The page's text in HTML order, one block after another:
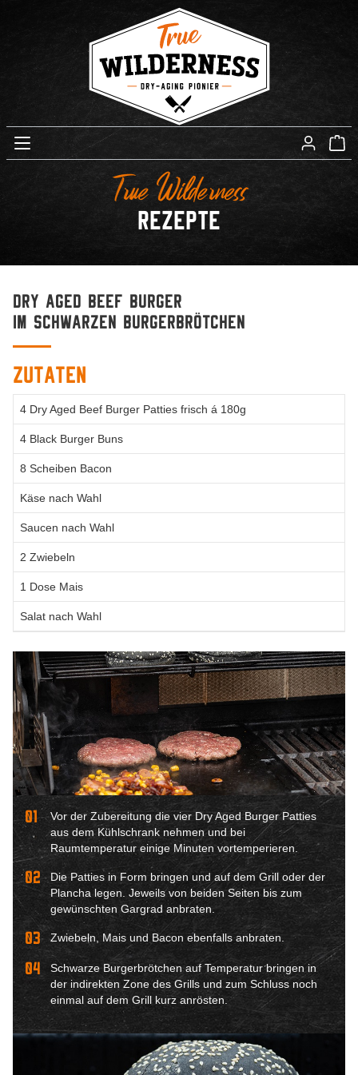
True Wilderness
Rezepte
Dry Aged Beef Burger
im schwarzen burgerbrötchen
Zutaten
4 Dry Aged Beef Burger Patties frisch á 180g
4 Black Burger Buns
8 Scheiben Bacon
Käse nach Wahl
Saucen nach Wahl
2 Zwiebeln
1 Dose Mais
Salat nach Wahl
01
Vor der Zubereitung die vier Dry Aged Burger Patties
aus dem Kühlschrank nehmen und bei
Raumtemperatur einige Minuten vortemperieren.
02
Die Patties in Form bringen und auf dem Grill oder der
Plancha legen. Jeweils von beiden Seiten bis zum
gewünschten Gargrad anbraten.
03 Zwiebeln, Mais und Bacon ebenfalls anbraten.
04
Schwarze Burgerbrötchen auf Temperatur bringen in
der indirekten Zone des Grills und zum Schluss noch
einmal auf dem Grill kurz anrösten.